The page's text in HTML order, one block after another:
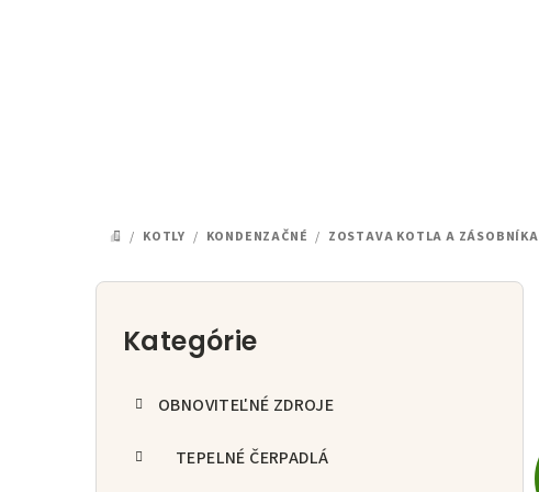
DOMOV
/ KOTLY / KONDENZAČNÉ / ZOSTAVA KOTLA A ZÁSOBNÍKA
B
Preskočiť
kategórie
Kategórie
OBNOVITEĽNÉ ZDROJE
TEPELNÉ ČERPADLÁ